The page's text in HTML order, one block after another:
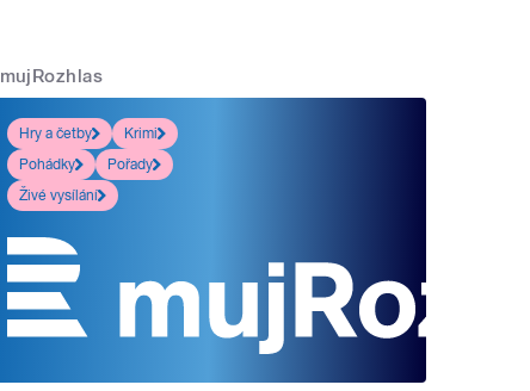
mujRozhlas
Hry a četby
Krimi
Pohádky
Pořady
Živé vysílání